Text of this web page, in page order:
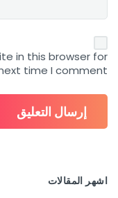
in this browser for
time I comment.
اشهر المقالات